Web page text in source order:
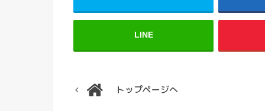
LINE
トップページへ